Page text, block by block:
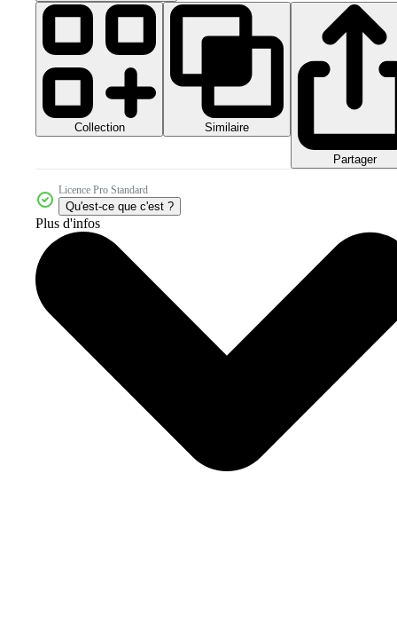
Collection Similaire
Partager
Licence Pro Standard
Qu'est-ce que c'est ?
Plus d'infos